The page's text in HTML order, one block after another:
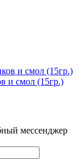
и смол (15гр.)
мессенджер